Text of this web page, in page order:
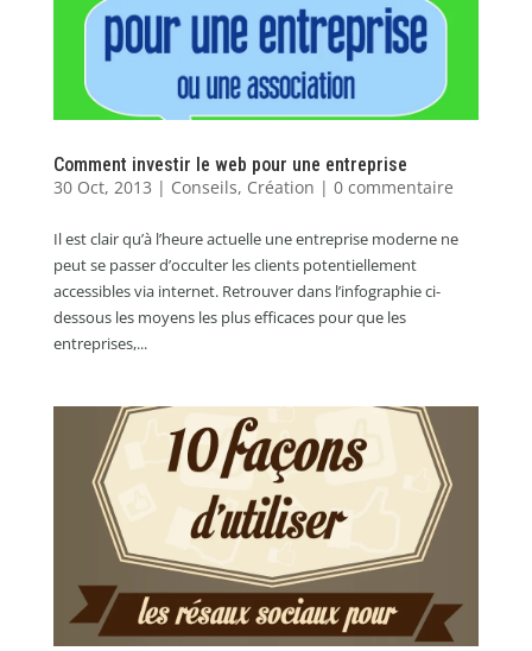
Comment investir le web pour une entreprise
30 Oct, 2013 | Conseils, Création | 0 commentaire
Il est clair qu’à l’heure actuelle une entreprise moderne ne
peut se passer d’occulter les clients potentiellement
accessibles via internet. Retrouver dans l’infographie ci-
dessous les moyens les plus efficaces pour que les
entreprises,...